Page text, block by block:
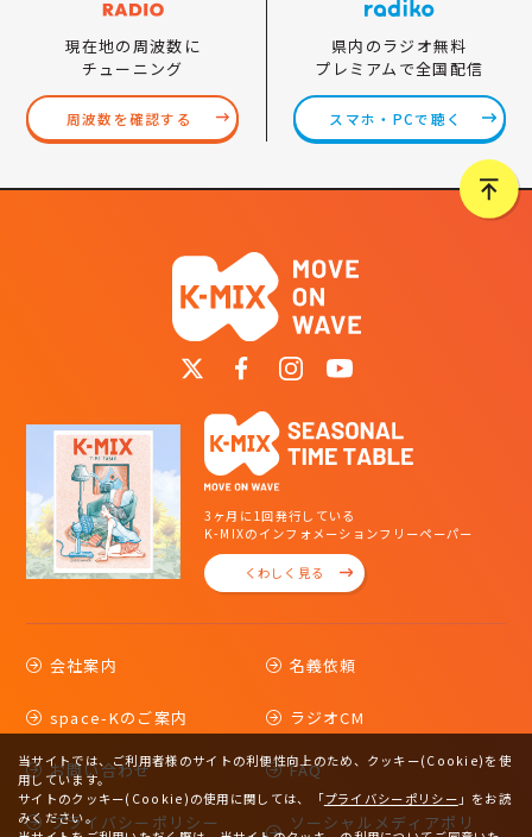
現在地の周波数に
チューニング
周波数を確認する
県内のラジオ無料
プレミアムで全国配信
スマホ・PCで聴く
3ヶ月に1回発行している
K-MIXのインフォメーションフリーペーパー
くわしく見る
会社案内 名義依頼
space-Kのご案内 ラジオCM
お問い合わせ FAQ
プライバシーポリシー
ソーシャルメディアポリ
当サイトでは、ご利用者様のサイトの利便性向上のため、クッキー(Cookie)を使
用しています。
サイトのクッキー(Cookie)の使用に関しては、
「プライバシーポリシー 」をお読
みください。